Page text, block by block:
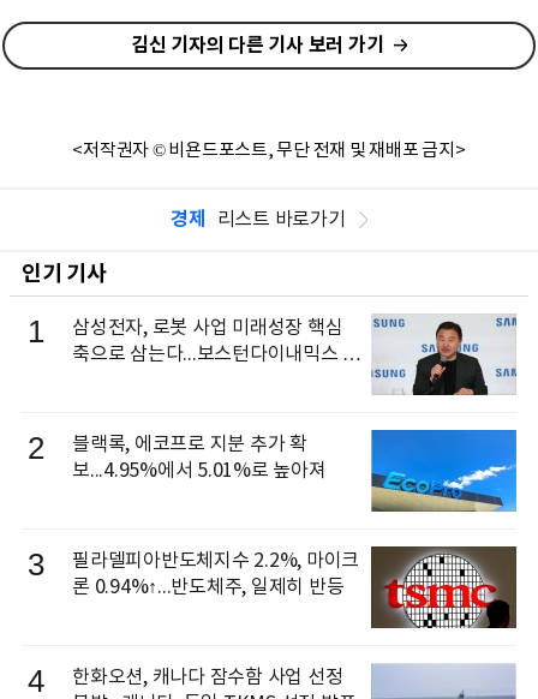
김신 기자의 다른 기사 보러 가기
<저작권자 © 비욘드포스트, 무단 전재 및 재배포 금지>
경제 리스트 바로가기
인기 기사
1
삼성전자, 로봇 사업 미래성장 핵심
축으로 삼는다...보스턴다이내믹스 출
2
블랙록, 에코프로 지분 추가 확
보...4.95%에서 5.01%로 높아져
3
필라델피아반도체지수 2.2%, 마이크
론 0.94%↑...반도체주, 일제히 반등
4
한화오션, 캐나다 잠수함 사업 선정